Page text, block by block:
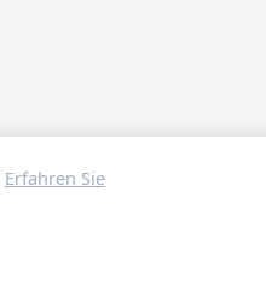
Erfahren Sie